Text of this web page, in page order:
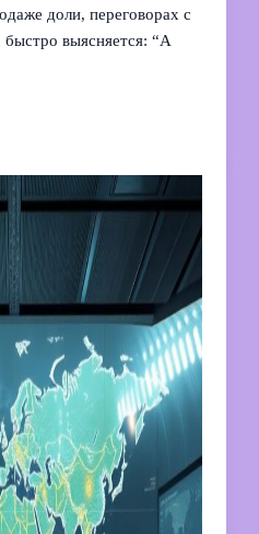
доли, переговорах с
выясняется: “А